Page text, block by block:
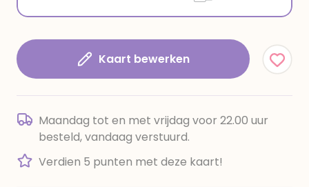
Kaart bewerken
Maandag tot en met vrijdag voor 22.00 uur
besteld, vandaag verstuurd.
Verdien 5 punten met deze kaart!